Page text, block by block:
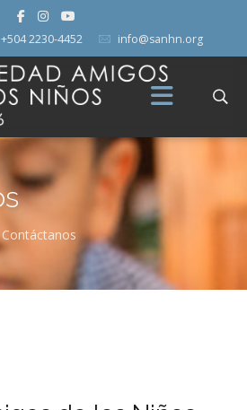
2230-4452 info@sanhn.org
Contáctanos